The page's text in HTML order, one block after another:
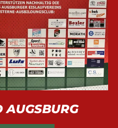
AUGSBURG